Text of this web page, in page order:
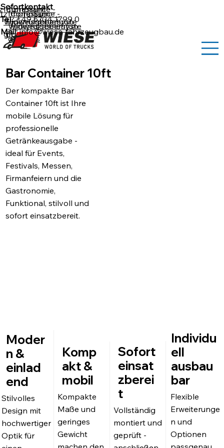
Compliance -
Hinweisgebersyste
m
Impressum
Cookies
Widerrufsbelehrun
g
Compliance -
Hinweisgebersyste
m
Impressum
Cookies
Widerrufsbelehrun
g
Sofortkontakt
Tel.:+49 5704 1799 0
Mail: info@wiese-fahrzeugbau.de
Bar Container 10ft
Der kompakte Bar
Container 10ft ist Ihre
mobile Lösung für
professionelle
Getränkeausgabe -
ideal für Events,
Festivals, Messen,
Firmanfeiern und die
Gastronomie,
Funktional, stilvoll und
sofort einsatzbereit.
Moder
n &
einlad
end
Stilvolles
Design mit
hochwertiger
Optik für
Komp
akt &
mobil
Kompakte
Maße und
geringes
Gewicht
Sofort
einsat
zberei
t
Vollständig
montiert und
geprüft -
Individu
ell
ausbau
bar
Flexible
Erweiterunge
n und
Optionen